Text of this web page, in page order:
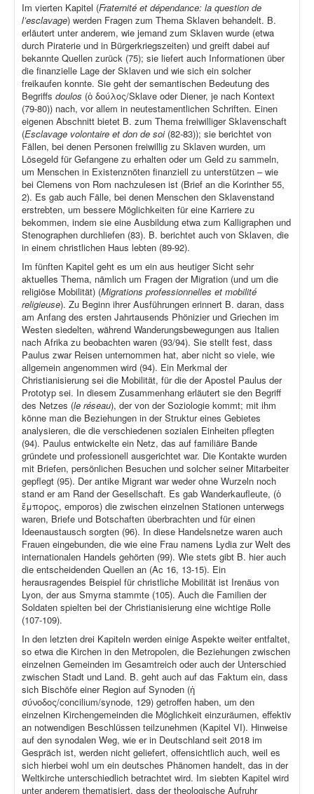
Im vierten Kapitel (Fraternité et dépendance: la question de
l’esclavage) werden Fragen zum Thema Sklaven behandelt. B.
erläutert unter anderem, wie jemand zum Sklaven wurde (etwa
durch Piraterie und in Bürgerkriegszeiten) und greift dabei auf
bekannte Quellen zurück (75); sie liefert auch Informationen über
die finanzielle Lage der Sklaven und wie sich ein solcher
freikaufen konnte. Sie geht der semantischen Bedeutung des
Begriffs doulos (ὁ δούλος/Sklave oder Diener, je nach Kontext
(79-80)) nach, vor allem in neutestamentlichen Schriften. Einen
eigenen Abschnitt bietet B. zum Thema freiwilliger Sklavenschaft
(Esclavage volontaire et don de soi(82-83)); sie berichtet von
Fällen, bei denen Personen freiwillig zu Sklaven wurden, um
Lösegeld für Gefangene zu erhalten oder um Geld zu sammeln,
um Menschen in Existenznöten finanziell zu unterstützen – wie
bei Clemens von Rom nachzulesen ist (Brief an die Korinther 55,
2). Es gab auch Fälle, bei denen Menschen den Sklavenstand
erstrebten, um bessere Möglichkeiten für eine Karriere zu
bekommen, indem sie eine Ausbildung etwa zum Kalligraphen und
Stenographen durchliefen (83). B. berichtet auch von Sklaven, die
in einem christlichen Haus lebten (89-92).
Im fünften Kapitel geht es um ein aus heutiger Sicht sehr
aktuelles Thema, nämlich um Fragen der Migration (und um die
religiöse Mobilität) (Migrations professionnelles et mobilité
religieuse). Zu Beginn ihrer Ausführungen erinnert B. daran, dass
am Anfang des ersten Jahrtausends Phönizier und Griechen im
Westen siedelten, während Wanderungsbewegungen aus Italien
nach Afrika zu beobachten waren (93/94). Sie stellt fest, dass
Paulus zwar Reisen unternommen hat, aber nicht so viele, wie
allgemein angenommen wird (94). Ein Merkmal der
Christianisierung sei die Mobilität, für die der Apostel Paulus der
Prototyp sei. In diesem Zusammenhang erläutert sie den Begriff
des Netzes (le réseau), der von der Soziologie kommt; mit ihm
könne man die Beziehungen in der Struktur eines Gebietes
analysieren, die die verschiedenen sozialen Einheiten pflegten
(94). Paulus entwickelte ein Netz, das auf familiäre Bande
gründete und professionell ausgerichtet war. Die Kontakte wurden
mit Briefen, persönlichen Besuchen und solcher seiner Mitarbeiter
gepflegt (95). Der antike Migrant war weder ohne Wurzeln noch
stand er am Rand der Gesellschaft. Es gab Wanderkaufleute, (ὁ
ἔμπορος, emporos) die zwischen einzelnen Stationen unterwegs
waren, Briefe und Botschaften überbrachten und für einen
Ideenaustausch sorgten (96). In diese Handelsnetze waren auch
Frauen eingebunden, die wie eine Frau namens Lydia zur Welt des
internationalen Handels gehörten (99). Wie stets gibt B. hier auch
die entscheidenden Quellen an (Ac 16, 13-15). Ein
herausragendes Beispiel für christliche Mobilität ist Irenäus von
Lyon, der aus Smyrna stammte (105). Auch die Familien der
Soldaten spielten bei der Christianisierung eine wichtige Rolle
(107-109).
In den letzten drei Kapiteln werden einige Aspekte weiter entfaltet,
so etwa die Kirchen in den Metropolen, die Beziehungen zwischen
einzelnen Gemeinden im Gesamtreich oder auch der Unterschied
zwischen Stadt und Land. B. geht auch auf das Faktum ein, dass
sich Bischöfe einer Region auf Synoden (ἡ
σύνοδος/concilium/synode, 129) getroffen haben, um den
einzelnen Kirchengemeinden die Möglichkeit einzuräumen, effektiv
an notwendigen Beschlüssen teilzunehmen (Kapitel VI). Hinweise
auf den synodalen Weg, wie er in Deutschland seit 2018 im
Gespräch ist, werden nicht geliefert, offensichtlich auch, weil es
sich hierbei wohl um ein deutsches Phänomen handelt, das in der
Weltkirche unterschiedlich betrachtet wird. Im siebten Kapitel wird
unter anderem thematisiert, dass der theologische Aufruhr